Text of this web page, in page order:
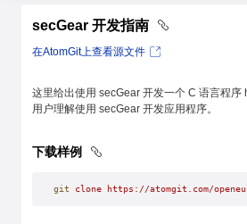
secGear 开发指南
在AtomGit上查看源文件
这里给出使用 secGear 开发一个 C 语言程
用户理解使用 secGear 开发应用程序。
下载样例
git clone https://atomgit.com/